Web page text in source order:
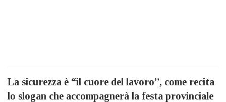
La sicurezza è “il cuore del lavoro”, come recita
lo slogan che accompagnerà la festa provinciale